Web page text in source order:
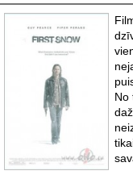
No